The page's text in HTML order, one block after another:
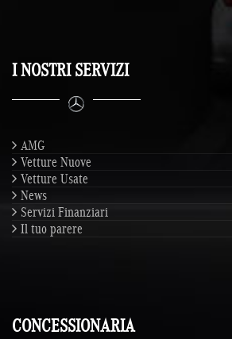
I NOSTRI SERVIZI
AMG
Vetture Nuove
Vetture Usate
News
Servizi Finanziari
Il tuo parere
CONCESSIONARIA